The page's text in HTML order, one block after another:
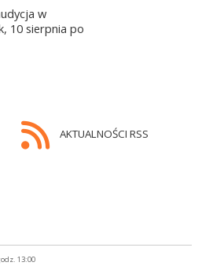
w
10 sierpnia po
AKTUALNOŚCI RSS
13:00